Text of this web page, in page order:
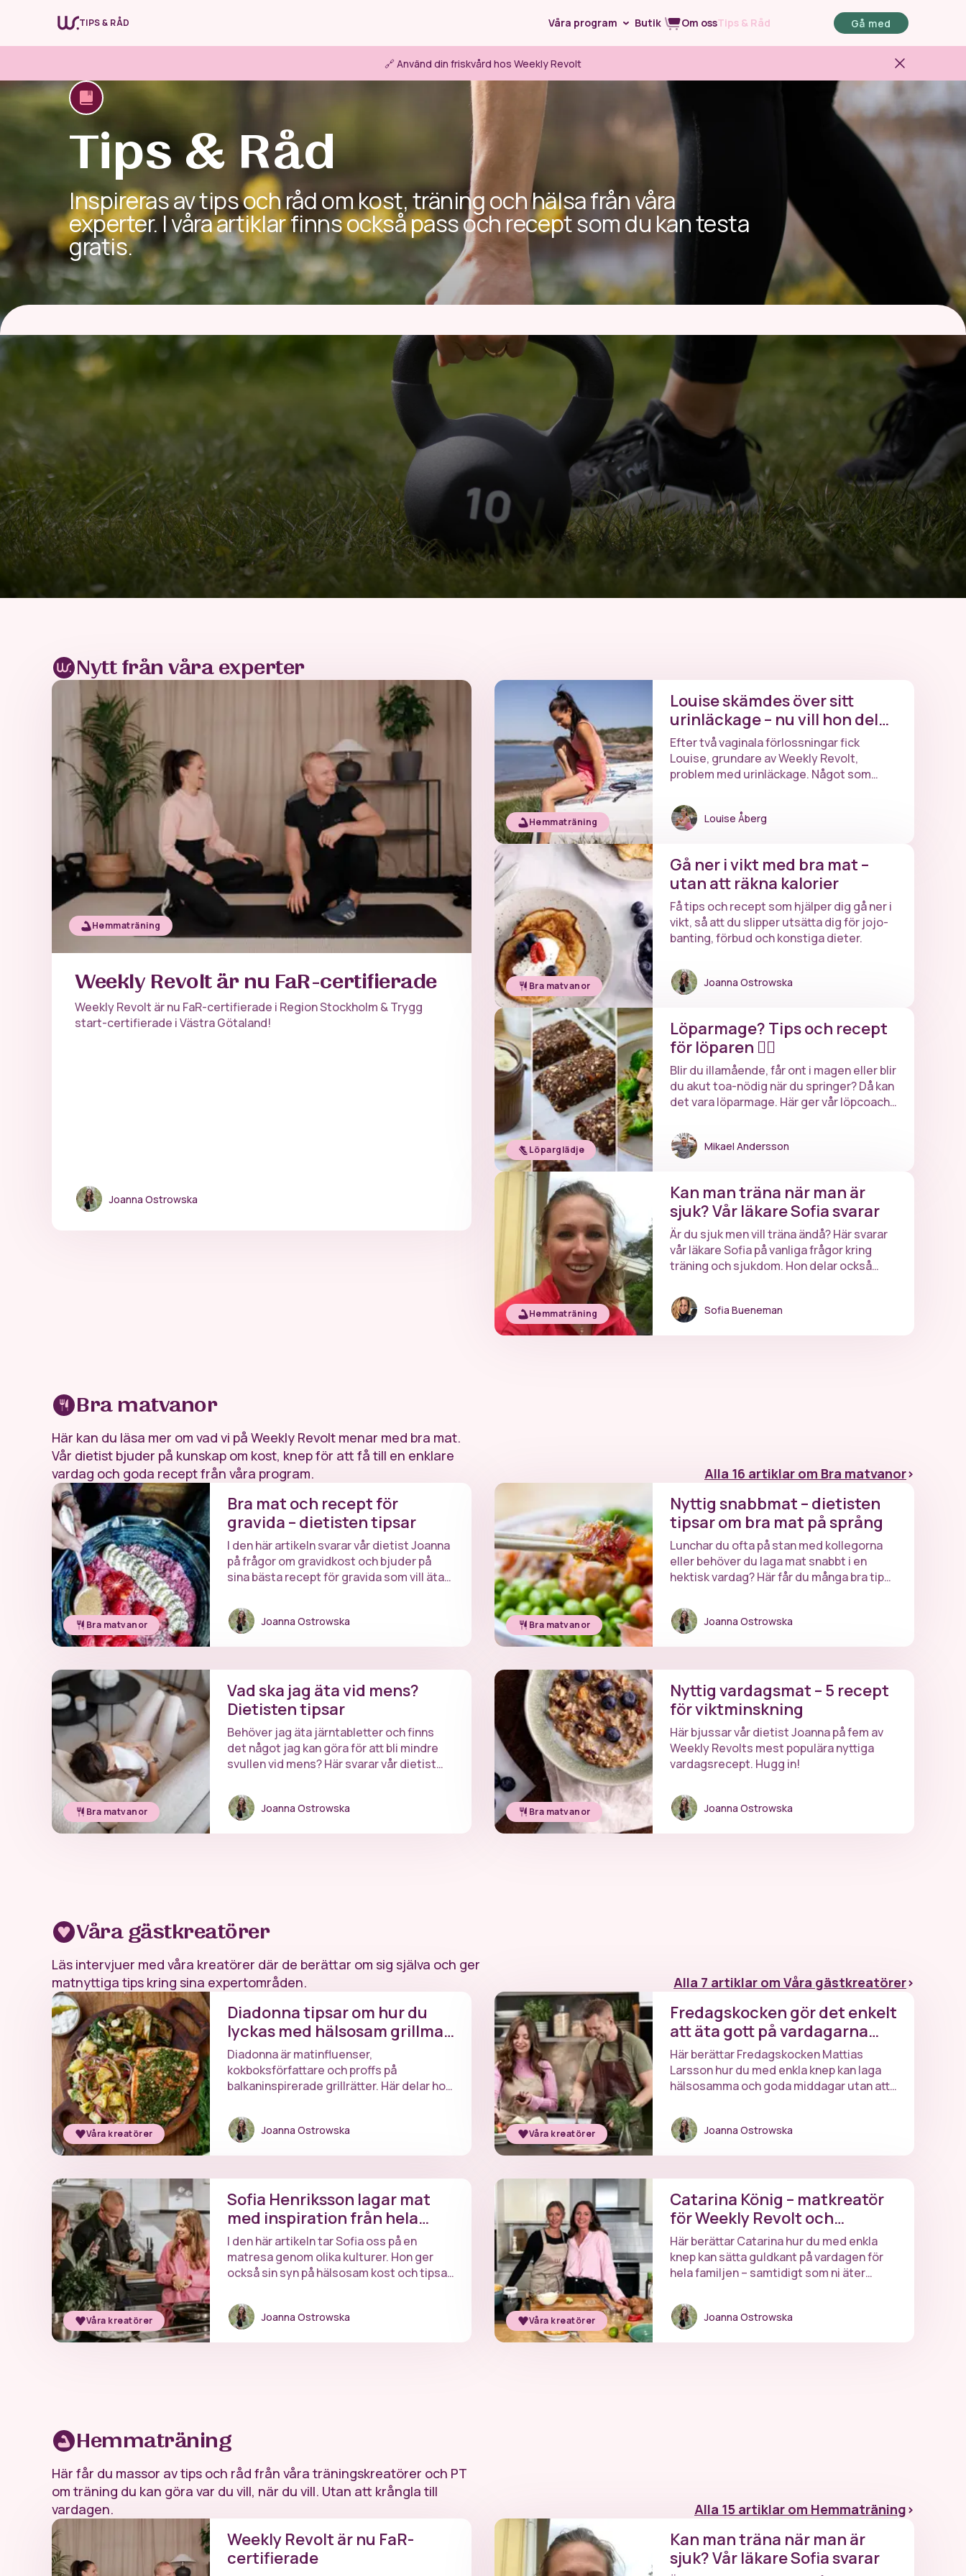
WR66
Förändra vanor
WR Hopprep
Sommarens bästa boost
WR Mage
För en stark och glad mage
TIPS & RÅD Våra program Butik Om ossTips & Råd Gå med
🔗 Använd din friskvård hos Weekly Revolt
Tips & Råd
Inspireras av tips och råd om kost, träning och hälsa från våra
experter. I våra artiklar finns också pass och recept som du kan testa
gratis.
Nytt från våra experter
Hemmaträning
Weekly Revolt är nu FaR-certifierade
Weekly Revolt är nu FaR-certifierade i Region Stockholm & Trygg
start-certifierade i Västra Götaland!
Joanna Ostrowska
Hemmaträning
Louise skämdes över sitt
urinläckage – nu vill hon dela
sin historia för att hjälpa
andra
Efter två vaginala förlossningar fick
Louise, grundare av Weekly Revolt,
problem med urinläckage. Något som
frustrerad. Här berättar hon öppet och
ärligt om sin resa med hopp om att hjälpa
Louise Åberg
Bra matvanor
Gå ner i vikt med bra mat –
utan att räkna kalorier
Få tips och recept som hjälper dig gå ner i
vikt, så att du slipper utsätta dig för jojo-
banting, förbud och konstiga dieter.
Joanna Ostrowska
Löparglädje
Löparmage? Tips och recept
för löparen 🏃‍♀️
Blir du illamående, får ont i magen eller blir
du akut toa-nödig när du springer? Då kan
det vara löparmage. Här ger vår löpcoach
för att lindra magproblem vid löpning.
Mikael Andersson
Hemmaträning
Kan man träna när man är
sjuk? Vår läkare Sofia svarar
Är du sjuk men vill träna ändå? Här svarar
vår läkare Sofia på vanliga frågor kring
träning och sjukdom. Hon delar också
hålla dig frisk.
Sofia Bueneman
Bra matvanor
Här kan du läsa mer om vad vi på Weekly Revolt menar med bra mat.
Vår dietist bjuder på kunskap om kost, knep för att få till en enklare
vardag och goda recept från våra program.
Alla 16 artiklar om Bra matvanor>
Bra matvanor
Bra mat och recept för
gravida – dietisten tipsar
I den här artikeln svarar vår dietist Joanna
på frågor om gravidkost och bjuder på
sina bästa recept för gravida som vill äta
Joanna Ostrowska Bra matvanor
Nyttig snabbmat – dietisten
tipsar om bra mat på språng
Lunchar du ofta på stan med kollegorna
eller behöver du laga mat snabbt i en
hektisk vardag? Här får du många bra tips
du är på språng.
Joanna Ostrowska
Bra matvanor
Vad ska jag äta vid mens?
Dietisten tipsar
Behöver jag äta järntabletter och finns
det något jag kan göra för att bli mindre
svullen vid mens? Här svarar vår dietist
mens.
Joanna Ostrowska Bra matvanor
Nyttig vardagsmat – 5 recept
för viktminskning
Här bjussar vår dietist Joanna på fem av
Weekly Revolts mest populära nyttiga
vardagsrecept. Hugg in!
Joanna Ostrowska
Våra gästkreatörer
Läs intervjuer med våra kreatörer där de berättar om sig själva och ger
matnyttiga tips kring sina expertområden.
Alla 7 artiklar om Våra gästkreatörer>
Våra kreatörer
Diadonna tipsar om hur du
lyckas med hälsosam grillmat
🌽
Diadonna är matinfluenser,
kokboksförfattare och proffs på
balkaninspirerade grillrätter. Här delar hon
med hälsosam grillmat.
Joanna Ostrowska Våra kreatörer
Fredagskocken gör det enkelt
att äta gott på vardagarna
🧑‍🍳
Här berättar Fredagskocken Mattias
Larsson hur du med enkla knep kan laga
hälsosamma och goda middagar utan att
Joanna Ostrowska
Våra kreatörer
Sofia Henriksson lagar mat
med inspiration från hela
världen
I den här artikeln tar Sofia oss på en
matresa genom olika kulturer. Hon ger
också sin syn på hälsosam kost och tipsar
en god och nyttig måltid.
Joanna Ostrowska Våra kreatörer
Catarina König – matkreatör
för Weekly Revolt och
drottning över lyxig
vardagsmat 👑
Här berättar Catarina hur du med enkla
knep kan sätta guldkant på vardagen för
hela familjen – samtidigt som ni äter
Joanna Ostrowska
Hemmaträning
Här får du massor av tips och råd från våra träningskreatörer och PT
om träning du kan göra var du vill, när du vill. Utan att krångla till
vardagen.
Alla 15 artiklar om Hemmaträning>
Weekly Revolt är nu FaR-
certifierade
Kan man träna när man är
sjuk? Vår läkare Sofia svarar